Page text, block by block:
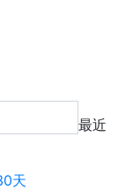
最近
天